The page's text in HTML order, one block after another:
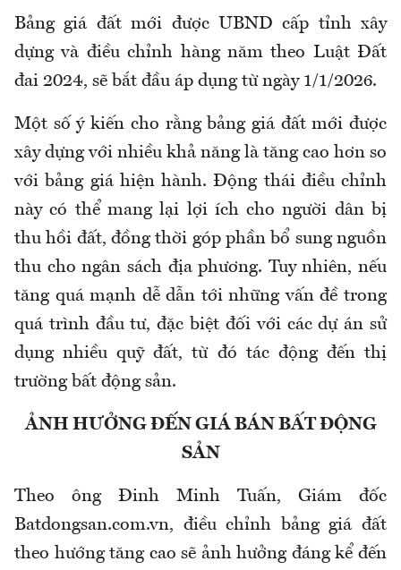
Bảng giá đất mới được UBND cấp tỉnh xây
dựng và điều chỉnh hàng năm theo Luật Đất
đai 2024, sẽ bắt đầu áp dụng từ ngày 1/1/2026.
Một số ý kiến cho rằng bảng giá đất mới được
xây dựng với nhiều khả năng là tăng cao hơn so
với bảng giá hiện hành. Động thái điều chỉnh
này có thể mang lại lợi ích cho người dân bị
thu hồi đất, đồng thời góp phần bổ sung nguồn
thu cho ngân sách địa phương. Tuy nhiên, nếu
tăng quá mạnh dễ dẫn tới những vấn đề trong
quá trình đầu tư, đặc biệt đối với các dự án sử
dụng nhiều quỹ đất, từ đó tác động đến thị
trường bất động sản.
ẢNH HƯỞNG ĐẾN GIÁ BÁN BẤT ĐỘNG
SẢN
Theo ông Đinh Minh Tuấn, Giám đốc
Batdongsan.com.vn, điều chỉnh bảng giá đất
theo hướng tăng cao sẽ ảnh hưởng đáng kể đến